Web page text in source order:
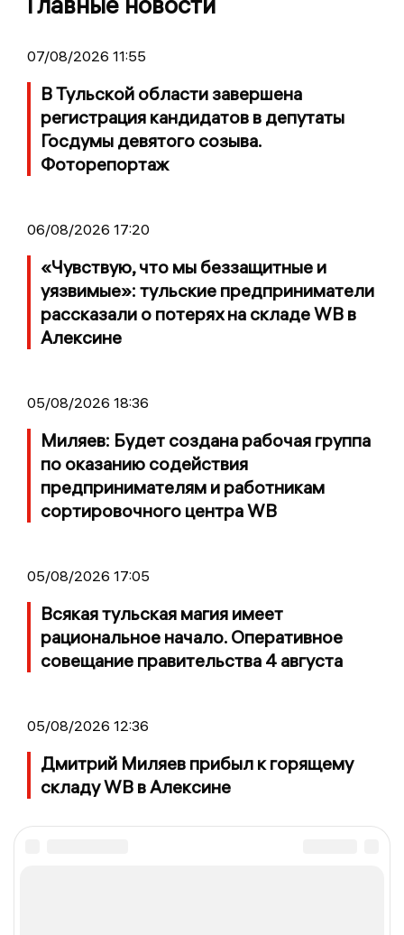
07/08/2026 11:55
В Тульской области завершена
регистрация кандидатов в депутаты
Госдумы девятого созыва.
Фоторепортаж
06/08/2026 17:20
«Чувствую, что мы беззащитные и
уязвимые»: тульские предприниматели
рассказали о потерях на складе WB в
Алексине
05/08/2026 18:36
Миляев: Будет создана рабочая группа
по оказанию содействия
предпринимателям и работникам
сортировочного центра WB
05/08/2026 17:05
Всякая тульская магия имеет
рациональное начало. Оперативное
совещание правительства 4 августа
05/08/2026 12:36
Дмитрий Миляев прибыл к горящему
складу WB в Алексине